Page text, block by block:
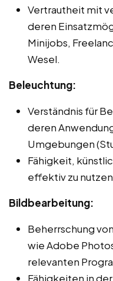
Vertrautheit mit
deren
Minijobs,
Wesel.
Beleuchtung:
Verständnis für
deren
Umgebungen
Fähigkeit,
effektiv zu
Bildbearbeitung:
Beherrschung
wie Adobe
relevanten
Fähigkeiten in